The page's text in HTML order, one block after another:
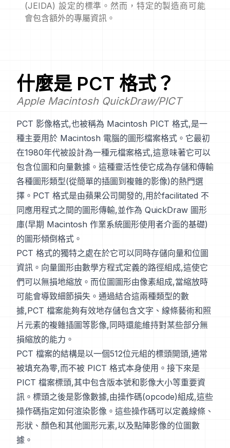
(JEIDA) 設定的標準。然而，特定的製造商可能
會包含額外的專屬資訊。
什麼是 PCT 格式？
Apple Macintosh QuickDraw/PICT
PCT 影像格式,也被稱為 Macintosh PICT 格式,是一
種主要用於 Macintosh 電腦的圖形檔案格式。它最初
在1980年代被設計為一種元檔案格式,這意味著它可以
包含位圖和向量數據。這種靈活性使它成為存儲和傳輸
各種圖形類型(從簡單的插圖到複雜的影像)的熱門選
擇。PCT 格式是由蘋果公司開發的,用於facilitated 不
同應用程式之間的圖形傳輸,並作為 QuickDraw 圖形
庫(早期 Macintosh 作業系統圖形使用者介面的基礎)
的圖形傾倒格式。
PCT 格式的獨特之處在於它可以同時存儲向量和位圖
資訊。向量圖形由數學方程式定義的路徑組成,這使它
們可以無損地縮放。而位圖圖形由像素組成,當縮放時
可能會導致細節損失。通過結合這兩種類型的數
據,PCT 檔案能夠有效地存儲包含文字、線條藝術和照
片元素的複雜插圖等影像,同時還能維持對某些部分無
損縮放的能力。
PCT 檔案的結構是以一個512位元組的標頭開頭,通常
被填充為零,而不被 PICT 格式本身使用。接下來是
PICT 檔案標頭,其中包含版本號和影像大小等重要資
訊。標頭之後是影像數據,由操作碼(opcode)組成,這些
操作碼指定如何渲染影像。這些操作碼可以定義線條、
形狀、顏色和其他圖形元素,以及點陣影像的位圖數
據。